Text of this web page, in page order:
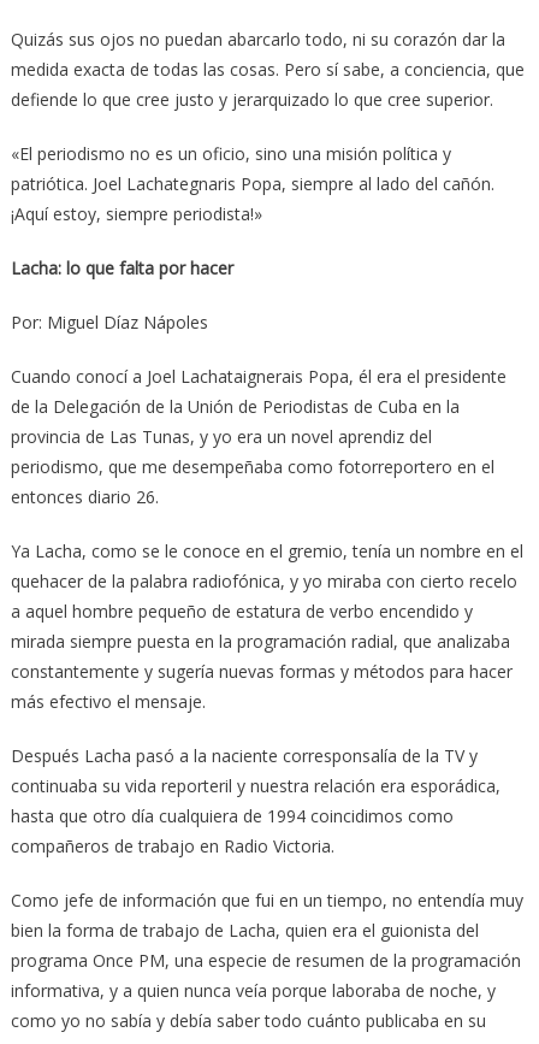
Quizás sus ojos no puedan abarcarlo todo, ni su corazón dar la
medida exacta de todas las cosas. Pero sí sabe, a conciencia, que
defiende lo que cree justo y jerarquizado lo que cree superior.
«El periodismo no es un oficio, sino una misión política y
patriótica. Joel Lachategnaris Popa, siempre al lado del cañón.
¡Aquí estoy, siempre periodista!»
Lacha: lo que falta por hacer
Por: Miguel Díaz Nápoles
Cuando conocí a Joel Lachataignerais Popa, él era el presidente
de la Delegación de la Unión de Periodistas de Cuba en la
provincia de Las Tunas, y yo era un novel aprendiz del
periodismo, que me desempeñaba como fotorreportero en el
entonces diario 26.
Ya Lacha, como se le conoce en el gremio, tenía un nombre en el
quehacer de la palabra radiofónica, y yo miraba con cierto recelo
a aquel hombre pequeño de estatura de verbo encendido y
mirada siempre puesta en la programación radial, que analizaba
constantemente y sugería nuevas formas y métodos para hacer
más efectivo el mensaje.
Después Lacha pasó a la naciente corresponsalía de la TV y
continuaba su vida reporteril y nuestra relación era esporádica,
hasta que otro día cualquiera de 1994 coincidimos como
compañeros de trabajo en Radio Victoria.
Como jefe de información que fui en un tiempo, no entendía muy
bien la forma de trabajo de Lacha, quien era el guionista del
programa Once PM, una especie de resumen de la programación
informativa, y a quien nunca veía porque laboraba de noche, y
como yo no sabía y debía saber todo cuánto publicaba en su